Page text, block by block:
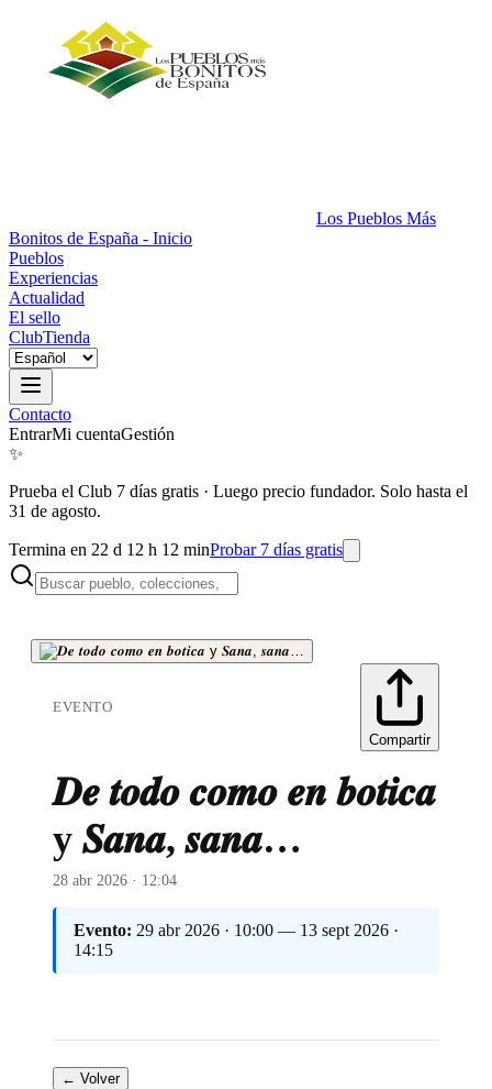
Los Pueblos Más
Bonitos de España - Inicio
Pueblos
Experiencias
Actualidad
El sello
ClubTienda
Contacto
EntrarMi cuentaGestión
✨
Prueba el Club 7 días gratis · Luego precio fundador. Solo hasta el
31 de agosto.
Termina en 22 d 12 h 12 minProbar 7 días gratis
EVENTO
Compartir
𝑫𝒆 𝒕𝒐𝒅𝒐 𝒄𝒐𝒎𝒐 𝒆𝒏 𝒃𝒐𝒕𝒊𝒄𝒂
y 𝑺𝒂𝒏𝒂, 𝒔𝒂𝒏𝒂…
28 abr 2026 · 12:04
Evento: 29 abr 2026 · 10:00 — 13 sept 2026 ·
14:15
← Volver